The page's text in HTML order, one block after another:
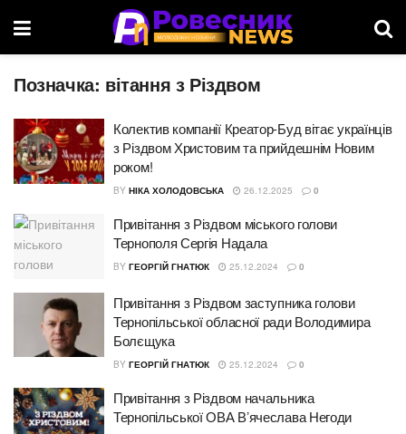
Позначка: вітання з Різдвом
Колектив компанії Креатор-Буд вітає українців
з Різдвом Христовим та прийдешнім Новим
роком!
BY НІКА ХОЛОДОВСЬКА 26.12.2025 0
Привітання з Різдвом міського голови
Тернополя Сергія Надала
BY ГЕОРГІЙ ГНАТЮК 25.12.2024 0
Привітання з Різдвом заступника голови
Тернопільської обласної ради Володимира
Болєщука
BY ГЕОРГІЙ ГНАТЮК 25.12.2024 0
Привітання з Різдвом начальника
Тернопільської ОВА Вʼячеслава Негоди